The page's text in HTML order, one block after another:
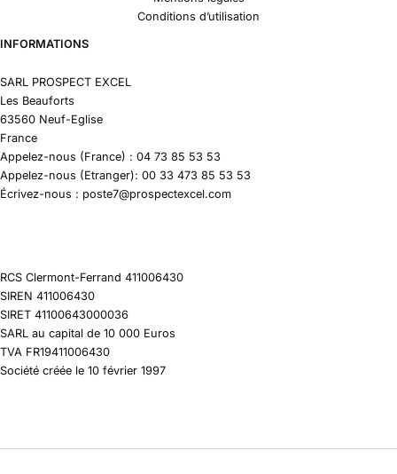
Conditions d’utilisation
INFORMATIONS
SARL PROSPECT EXCEL
Les Beauforts
63560 Neuf-Eglise
France
Appelez-nous (France) : 04 73 85 53 53
Appelez-nous (Etranger): 00 33 473 85 53 53
Écrivez-nous : poste7@prospectexcel.com
RCS Clermont-Ferrand 411006430
SIREN 411006430
SIRET 41100643000036
SARL au capital de 10 000 Euros
TVA FR19411006430
Société créée le 10 février 1997